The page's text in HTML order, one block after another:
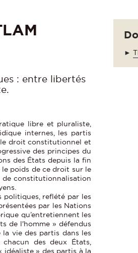
: entre libertés
libre et pluraliste,
internes, les partis
droit constitutionnel et
des principes du
des États depuis la fin
poids de ce droit sur le
constitutionnalisation
reflété par les
par les Nations
qu’entretiennent les
de l'homme » défendus
la vie des partis dans les
des deux États,
idéaliste » des partis à la
►